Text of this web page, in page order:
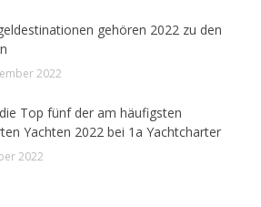
gehören 2022 zu den
2022
Top fünf der am häufigsten
Yachten 2022 bei 1a Yachtcharter
2022